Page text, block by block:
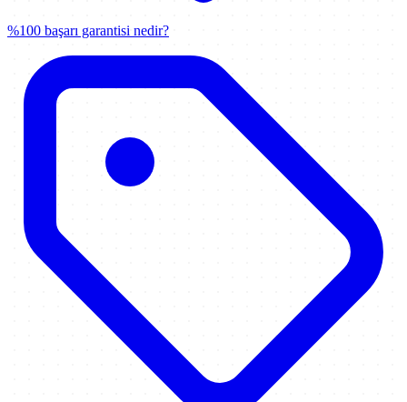
%100 başarı garantisi nedir?